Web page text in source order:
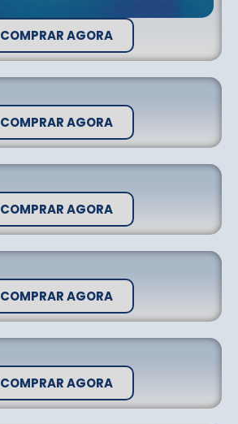
COMPRAR AGORA
COMPRAR AGORA
COMPRAR AGORA
COMPRAR AGORA
COMPRAR AGORA